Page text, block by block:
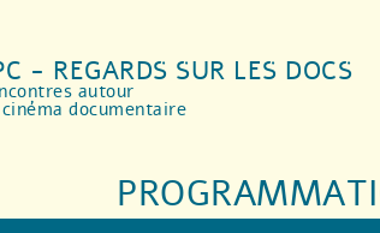
- REGARDS SUR LES DOCS
autour
documentaire